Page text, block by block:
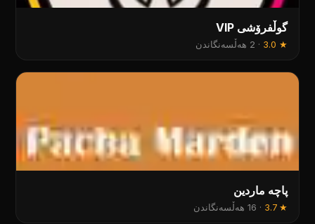
گوڵفرۆشی VIP
★
3.0
· 2 هەڵسەنگاندن
پاچە ماردين
★
3.7
· 16 هەڵسەنگاندن